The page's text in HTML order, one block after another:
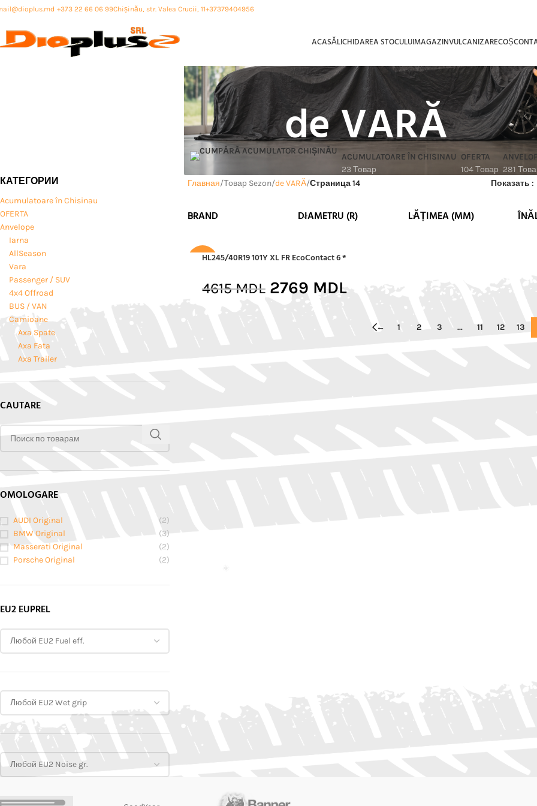
+373 22 66 06 99Chișinău, str. Valea Crucii, 11+37379404956
ACASĂLICHIDAREA STOCULUIMAGAZINVULCANIZARECOȘ
de VARĂ
ACUMULATOARE ÎN CHISINAU
23 Товар
OFERTA
104 Товар 281
КАТЕГОРИИ
Acumulatoare în Chisinau
OFERTA
Anvelope
Iarna
AllSeason
Vara
Passenger / SUV
4x4 Offroad
BUS / VAN
Camioane
Axa Spate
Axa Fata
Axa Trailer
CAUTARE
OMOLOGARE
AUDI Original
(2)
BMW Original
(3)
Masserati Original
(2)
Porsche Original
(2)
EU2 EUPREL
Главная Товар Sezon de VARĂ Страница 14 Показать
BRAND DIAMETRU (R) LĂȚIMEA (MM)
-40%
В КОРЗИНУ
HL245/40R19 101Y XL FR EcoContact 6 *
4615MDL 2769 MDL
← 1 2 3 … 11 12 13